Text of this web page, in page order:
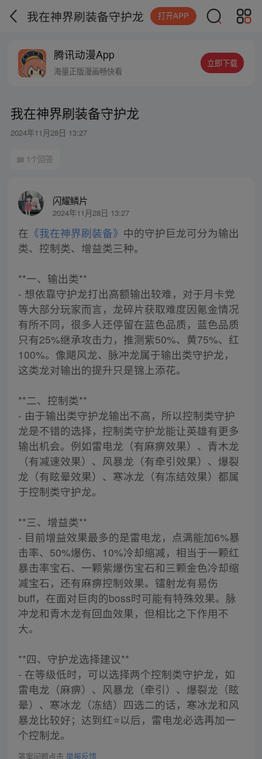
我在神界刷装备守护龙 打开APP
腾讯动漫App
海量正版漫画畅快看
立即下载
我在神界刷装备守护龙
2024年11月28日 13:27
1个回答
闪耀鳞片
2024年11月28日 13:27
在 《我在神界刷装备》 中的守护巨龙可分为输出
类、控制类、增益类三种。
**一、输出类**
- 想依靠守护龙打出高额输出较难，对于月卡党
等大部分玩家而言，龙碎片获取难度因氪金情况
有所不同，很多人还停留在蓝色品质，蓝色品质
只有25%继承攻击力，推测紫50%、黄75%、红
100%。像飓风龙、脉冲龙属于输出类守护龙，
这类龙对输出的提升只是锦上添花。
**二、控制类**
- 由于输出类守护龙输出不高，所以控制类守护
龙是不错的选择，控制类守护龙能让英雄有更多
输出机会。例如雷电龙（有麻痹效果）、青木龙
（有减速效果）、风暴龙（有牵引效果）、爆裂
龙（有眩晕效果）、寒冰龙（有冻结效果）都属
于控制类守护龙。
**三、增益类**
- 目前增益效果最多的是雷电龙，点满能加6%暴
击率、50%爆伤、10%冷却缩减，相当于一颗红
暴击率宝石、一颗紫爆伤宝石和三颗金色冷却缩
减宝石，还有麻痹控制效果。镭射龙有易伤
buff，在面对巨肉的boss时可能有特殊效果。脉
冲龙和青木龙有回血效果，但相比之下作用不
大。
**四、守护龙选择建议**
- 在等级低时，可以选择两个控制类守护龙，如
雷电龙（麻痹）、风暴龙（牵引）、爆裂龙（眩
晕）、寒冰龙（冻结）四选二的话，寒冰龙和风
暴龙比较好；达到红⭐️以后，雷电龙必选再加一
个控制龙。
答案问题点击 举报反馈